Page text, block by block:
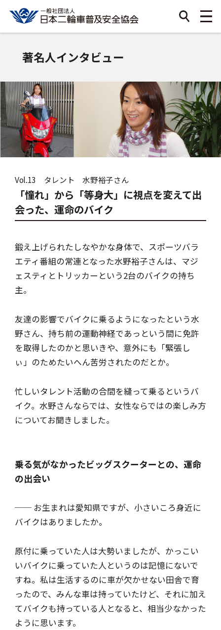
著名人インタビュー
Vol.13 タレント 水野裕子さん
「憧れ」から「等身大」に視点を変えて出
会った、運命のバイク
鍛え上げられたしなやかな身体で、スポーツバラ
エティ番組の常連となった水野裕子さんは、マジ
ェスティとトリッカーという2台のバイクの持ち
主。
友達の影響でバイクに乗るようになったという水
野さん、持ち前の運動神経であっという間に免許
を取得したのかと思いきや、意外にも「緊張し
ぃ」のためたいへん苦労されたのだとか。
忙しいタレント活動の合間を縫って乗るというバ
イク。水野さんならでは、女性ならではの楽しみ方
についてお聞きしました。
乗る気がなかったビッグスクーターとの、運命
の出会い
── お生まれは愛知県ですが、小さいころ身近に
バイクはありましたか。
原付に乗っていた人は大勢いましたが、かっこい
いバイクに乗っていた人というのは記憶にないで
すね。私は生活するのに車が欠かせない田舎で育
ったので、みんな車は持っていたけど、それに加え
てバイクも持っている人となると、相当少なかった
ように思います。